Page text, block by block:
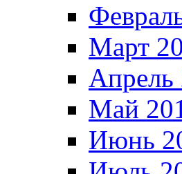
Март
Апрель
Май
Июнь